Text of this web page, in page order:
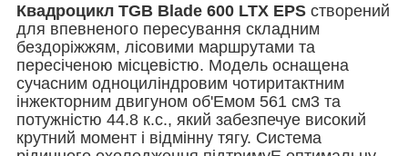
Квадроцикл TGB Blade 600 LTX EPS створений
для впевненого пересування складним
бездоріжжям, лісовими маршрутами та
пересіченою місцевістю. Модель оснащена
сучасним одноциліндровим чотиритактним
інжекторним двигуном об'Емом 561 см3 та
потужністю 44.8 к.с., який забезпечуе високий
крутний момент і відмінну тягу. Система